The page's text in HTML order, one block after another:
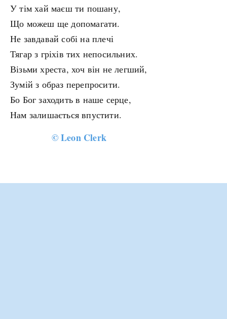
У тім хай маєш ти пошану,
Що можеш ще допомагати.
Не завдавай собі на плечі
Тягар з гріхів тих непосильних.
Візьми хреста, хоч він не легший,
Зумій з образ перепросити.
Бо Бог заходить в наше серце,
Нам залишається впустити.
©Leon Clerk